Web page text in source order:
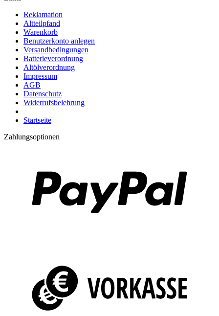
Reklamation
Altteilpfand
Warenkorb
Benutzerkonto anlegen
Versandbedingungen
Batterieverordnung
Altölverordnung
Impressum
AGB
Datenschutz
Widerrufsbelehrung
Startseite
Zahlungsoptionen